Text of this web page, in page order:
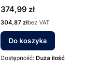
motyw abstrakcja natura
Cena
374,99 zł
Cena
304,87 złbez VAT
Do koszyka
Dostępność: Duża ilość